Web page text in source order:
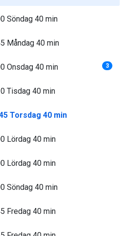
Söndag 40 min
Måndag 40 min
Onsdag 40 min 3
Tisdag 40 min
Torsdag 40 min
Lördag 40 min
Lördag 40 min
Söndag 40 min
Fredag 40 min